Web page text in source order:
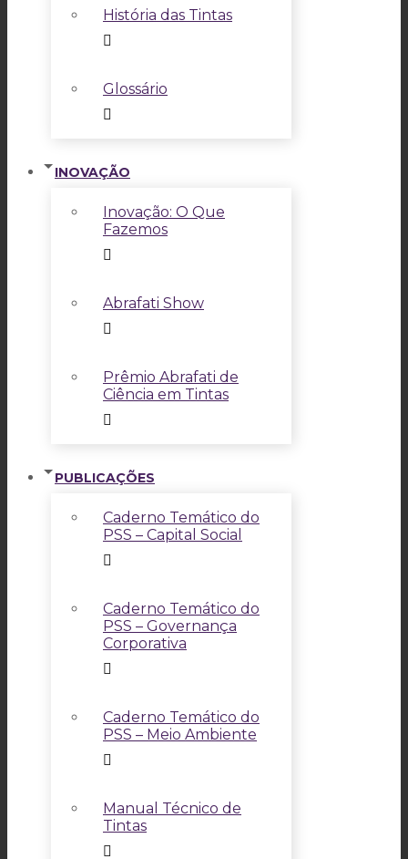
História das Tintas
Glossário
INOVAÇÃO
Inovação: O Que
Fazemos
Abrafati Show
Prêmio Abrafati de
Ciência em Tintas
PUBLICAÇÕES
Caderno Temático do
PSS – Capital Social
Caderno Temático do
PSS – Governança
Corporativa
Caderno Temático do
PSS – Meio Ambiente
Manual Técnico de
Tintas